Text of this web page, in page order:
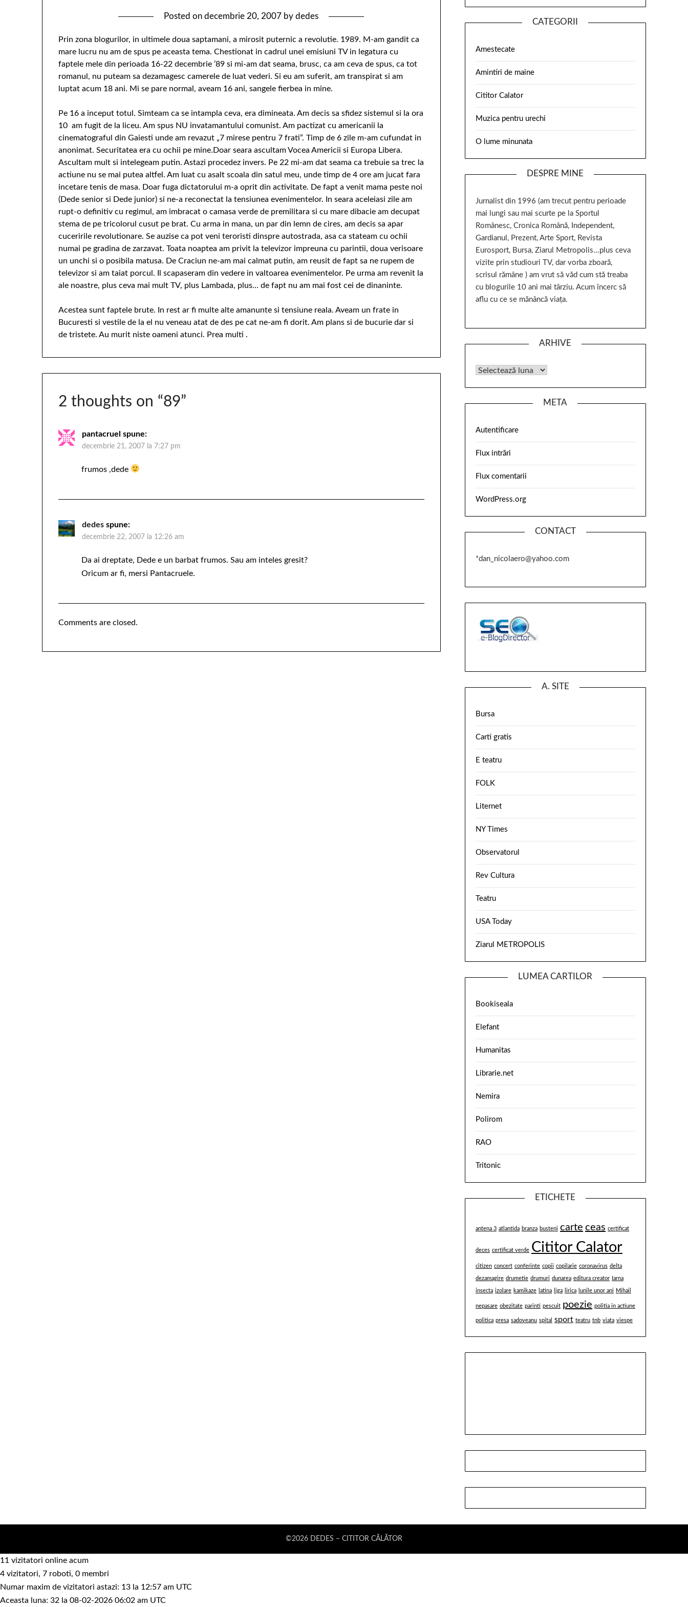
Posted ondecembrie 20, 2007 bydedes
Prin zona blogurilor, in ultimele doua saptamani, a mirosit puternic a revolutie. 1989. M-am gandit ca
mare lucru nu am de spus pe aceasta tema. Chestionat in cadrul unei emisiuni TV in legatura cu
faptele mele din perioada 16-22 decembrie ’89 si mi-am dat seama, brusc, ca am ceva de spus, ca tot
romanul, nu puteam sa dezamagesc camerele de luat vederi. Si eu am suferit, am transpirat si am
luptat acum 18 ani. Mi se pare normal, aveam 16 ani, sangele fierbea in mine.
Pe 16 a inceput totul. Simteam ca se intampla ceva, era dimineata. Am decis sa sfidez sistemul si la ora
10 am fugit de la liceu. Am spus NU invatamantului comunist. Am pactizat cu americanii la
cinematograful din Gaiesti unde am revazut „7 mirese pentru 7 frati”. Timp de 6 zile m-am cufundat in
anonimat. Securitatea era cu ochii pe mine.Doar seara ascultam Vocea Americii si Europa Libera.
Ascultam mult si intelegeam putin. Astazi procedez invers. Pe 22 mi-am dat seama ca trebuie sa trec la
actiune nu se mai putea altfel. Am luat cu asalt scoala din satul meu, unde timp de 4 ore am jucat fara
incetare tenis de masa. Doar fuga dictatorului m-a oprit din activitate. De fapt a venit mama peste noi
(Dede senior si Dede junior) si ne-a reconectat la tensiunea evenimentelor. In seara aceleiasi zile am
rupt-o definitiv cu regimul, am imbracat o camasa verde de premilitara si cu mare dibacie am decupat
stema de pe tricolorul cusut pe brat. Cu arma in mana, un par din lemn de cires, am decis sa apar
cuceririle revolutionare. Se auzise ca pot veni teroristi dinspre autostrada, asa ca stateam cu ochii
numai pe gradina de zarzavat. Toata noaptea am privit la televizor impreuna cu parintii, doua verisoare
un unchi si o posibila matusa. De Craciun ne-am mai calmat putin, am reusit de fapt sa ne rupem de
televizor si am taiat porcul. Il scapaseram din vedere in valtoarea evenimentelor. Pe urma am revenit la
ale noastre, plus ceva mai mult TV, plus Lambada, plus… de fapt nu am mai fost cei de dinaninte.
Acestea sunt faptele brute. In rest ar fi multe alte amanunte si tensiune reala. Aveam un frate in
Bucuresti si vestile de la el nu veneau atat de des pe cat ne-am fi dorit. Am plans si de bucurie dar si
de tristete. Au murit niste oameni atunci. Prea multi .
2 thoughts on “89”
pantacruel spune:
decembrie 21, 2007 la 7:27 pm
frumos ,dede
dedes spune:
decembrie 22, 2007 la 12:26 am
Da ai dreptate, Dede e un barbat frumos. Sau am inteles gresit?
Oricum ar fi, mersi Pantacruele.
Comments are closed.
CATEGORII
Amestecate
Amintiri de maine
Cititor Calator
Muzica pentru urechi
O lume minunata
DESPRE MINE
Jurnalist din 1996 (am trecut pentru perioade
mai lungi sau mai scurte pe la Sportul
Românesc, Cronica Română, Independent,
Gardianul, Prezent, Arte Sport, Revista
Eurosport, Bursa, Ziarul Metropolis...plus ceva
vizite prin studiouri TV, dar vorba zboară,
scrisul rămâne ) am vrut să văd cum stă treaba
cu blogurile 10 ani mai târziu. Acum încerc să
aflu cu ce se mănâncă viața.
ARHIVE
META
Autentificare
Flux intrări
Flux comentarii
WordPress.org
CONTACT
*dan_nicolaero@yahoo.com
A. SITE
Bursa
Carti gratis
E teatru
FOLK
Liternet
NY Times
Observatorul
Rev Cultura
Teatru
USA Today
Ziarul METROPOLIS
LUMEA CARTILOR
Bookiseala
Elefant
Humanitas
Librarie.net
Nemira
Polirom
RAO
Tritonic
ETICHETE
antena 3 atlantida branza busteni carte ceas certificat
deces certificat verde Cititor Calator
citizen concert conferinte copii copilarie coronavirus delta
dezamagire drumetie drumuri dunarea editura creator Iarna
insecta izolare kamikaze latina liga lirica lunile unor ani Mihail
nepasare obezitate parinti pescuit poezie politia in actiune
politica presa sadoveanu spital sport teatru tnb viata viespe
©2026 DEDES – CITITOR CĂLĂTOR
11 vizitatori online acum
4 vizitatori, 7 roboti, 0 membri
Numar maxim de vizitatori astazi: 13 la 12:57 am UTC
Aceasta luna: 32 la 08-02-2026 06:02 am UTC